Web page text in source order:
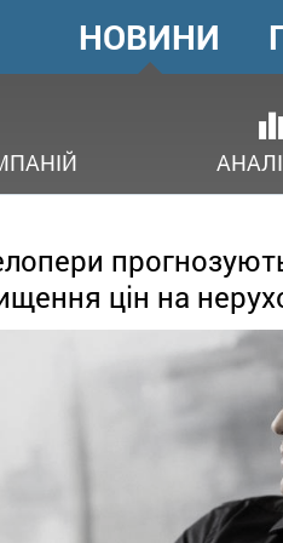
ГОЛОВНЕ
МЕНЮ
НОВИНИ
цін на